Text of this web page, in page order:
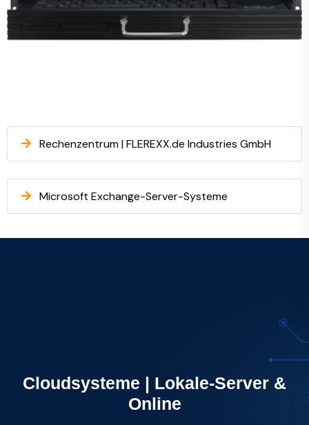
Rechenzentrum | FLEREXX.de Industries GmbH
Microsoft Exchange-Server-Systeme
Cloudsysteme | Lokale-Server &
Online